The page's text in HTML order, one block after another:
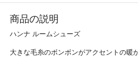
商品の説明
ハンナ ルームシューズ
大きな毛糸のボンボンがアクセントの暖